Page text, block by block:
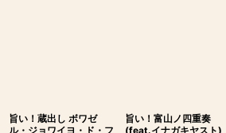
旨い！蔵出し ボワゼ
ル・ジョワイヨ・ド・フ
旨い！富山ノ四重奏
(feat.イナガキヤスト)